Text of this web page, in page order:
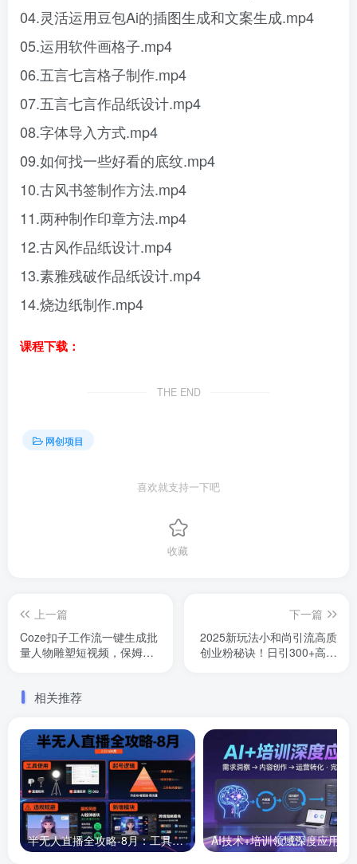
04.灵活运用豆包Ai的插图生成和文案生成.mp4
05.运用软件画格子.mp4
06.五言七言格子制作.mp4
07.五言七言作品纸设计.mp4
08.字体导入方式.mp4
09.如何找一些好看的底纹.mp4
10.古风书签制作方法.mp4
11.两种制作印章方法.mp4
12.古风作品纸设计.mp4
13.素雅残破作品纸设计.mp4
14.烧边纸制作.mp4
课程下载：
THE END
网创项目
喜欢就支持一下吧
收藏
上一篇
Coze扣子工作流一键生成批
量人物雕塑短视频，保姆级
下一篇
2025新玩法小和尚引流高质
创业粉秘诀！日引300+高质
相关推荐
半无人直播全攻略-8月：工具使用+起号逻辑+违规规避,新增AI超体与跨境模块